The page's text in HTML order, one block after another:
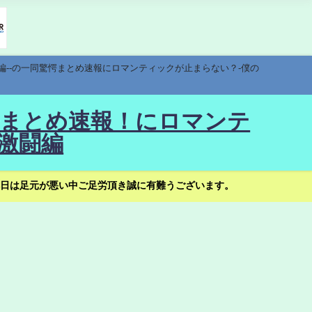
の一同驚愕まとめ速報にロマンティックが止まらない？-僕の
とめ速報！にロマンテ
闘編
足元が悪い中ご足労頂き誠に有難うございます。